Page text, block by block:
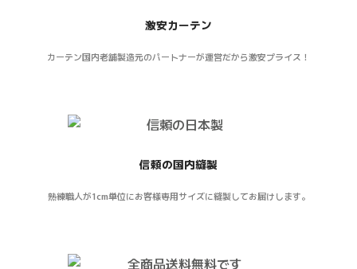
激安カーテン
カーテン国内老舗製造元のパートナーが運営だから激安プライス！
信頼の国内縫製
熟練職人が1cm単位にお客様専用サイズに縫製してお届けします。